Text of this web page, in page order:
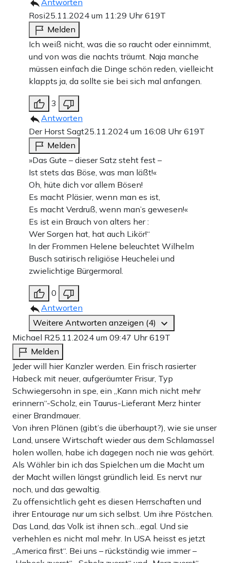
Rosi25.11.2024 um 11:29 Uhr619T
Melden
Ich weiß nicht, was die so raucht oder einnimmt,
und von was die nachts träumt. Naja manche
müssen einfach die Dinge schön reden, vielleicht
klappts ja, da sollte sie bei sich mal anfangen.
3
Antworten
Der Horst Sagt25.11.2024 um 16:08 Uhr619T
Melden
»Das Gute – dieser Satz steht fest –
Ist stets das Böse, was man läßt!«
Oh, hüte dich vor allem Bösen!
Es macht Pläsier, wenn man es ist,
Es macht Verdruß, wenn man’s gewesen!«
Es ist ein Brauch von alters her :
Wer Sorgen hat, hat auch Likör!“
In der Frommen Helene beleuchtet Wilhelm
Busch satirisch religiöse Heuchelei und
zwielichtige Bürgermoral.
0
Antworten
Weitere Antworten anzeigen (4)
Michael R25.11.2024 um 09:47 Uhr619T
Melden
Jeder will hier Kanzler werden. Ein frisch rasierter
Habeck mit neuer, aufgeräumter Frisur, Typ
Schwiegersohn in spe, ein „Kann mich nicht mehr
erinnern“-Scholz, ein Taurus-Lieferant Merz hinter
einer Brandmauer.
Von ihren Plänen (gibt’s die überhaupt?), wie sie unser
Land, unsere Wirtschaft wieder aus dem Schlamassel
holen wollen, habe ich dagegen noch nie was gehört.
Als Wähler bin ich das Spielchen um die Macht um
der Macht willen längst gründlich leid. Es nervt nur
noch, und das gewaltig.
Zu offensichtlich geht es diesen Herrschaften und
ihrer Entourage nur um sich selbst. Um ihre Pöstchen.
Das Land, das Volk ist ihnen sch…egal. Und sie
verhehlen es nicht mal mehr. In USA heisst es jetzt
„America first“. Bei uns – rückständig wie immer –